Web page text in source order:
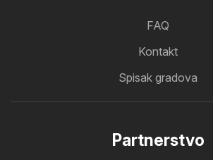
FAQ
Kontakt
Spisak gradova
Partnerstvo